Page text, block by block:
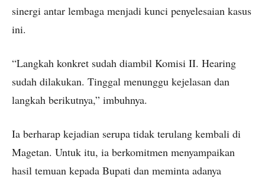
sinergi antar lembaga menjadi kunci penyelesaian kasus
ini.
“Langkah konkret sudah diambil Komisi II. Hearing
sudah dilakukan. Tinggal menunggu kejelasan dan
langkah berikutnya,” imbuhnya.
Ia berharap kejadian serupa tidak terulang kembali di
Magetan. Untuk itu, ia berkomitmen menyampaikan
hasil temuan kepada Bupati dan meminta adanya